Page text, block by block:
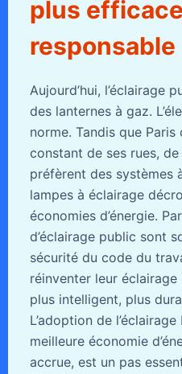
plus
responsable
Aujourd’hui, l’éclairage
des lanternes à gaz.
norme. Tandis que
constant de ses rues,
préfèrent des systèmes
lampes à éclairage
économies d’énergie.
d’éclairage public sont
sécurité du code du
réinventer leur
plus intelligent, plus
L’adoption de
meilleure économie
accrue, est un pas